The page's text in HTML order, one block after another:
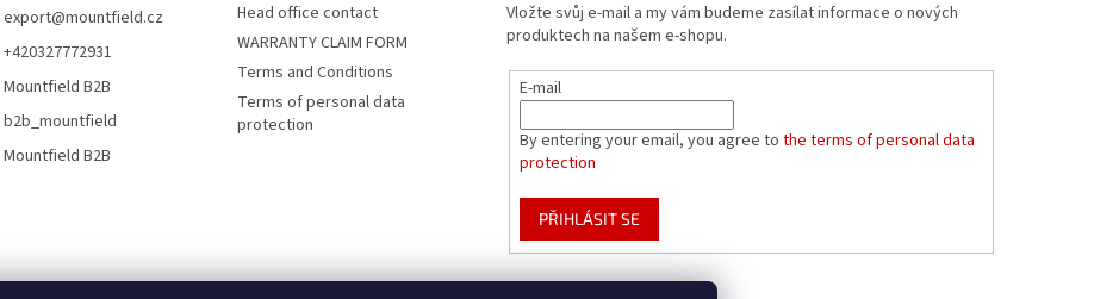
export@mountfield.cz
+420327772931
Mountfield B2B
b2b_mountfield
Mountfield B2B
Head office contact
WARRANTY CLAIM FORM
Terms and Conditions
Terms of personal data
protection
Vložte svůj e-mail a my vám budeme zasílat informace o nových
produktech na našem e-shopu.
E-mail
By entering your email, you agree tothe terms of personal data
protection
PŘIHLÁSIT SE